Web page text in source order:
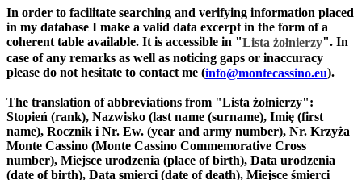
In order to facilitate searching and verifying information placed
in my database I make a valid data excerpt in the form of a
coherent table available. It is accessible in "Lista żołnierzy". In
case of any remarks as well as noticing gaps or inaccuracy
please do not hesitate to contact me (info@montecassino.eu).
The translation of abbreviations from "Lista żołnierzy":
Stopień (rank), Nazwisko (last name (surname), Imię (first
name), Rocznik i Nr. Ew. (year and army number), Nr. Krzyża
Monte Cassino (Monte Cassino Commemorative Cross
number), Miejsce urodzenia (place of birth), Data urodzenia
(date of birth), Data smierci (date of death), Miejsce śmierci